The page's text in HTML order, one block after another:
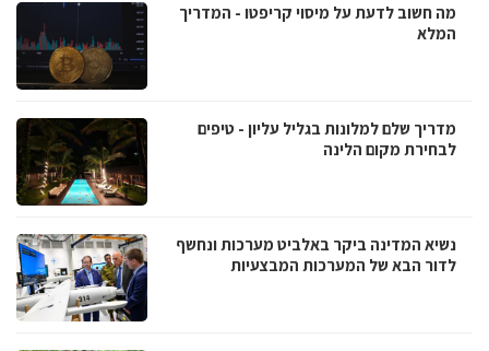
מה חשוב לדעת על מיסוי קריפטו - המדריך
המלא
מדריך שלם למלונות בגליל עליון - טיפים
לבחירת מקום הלינה
נשיא המדינה ביקר באלביט מערכות ונחשף
לדור הבא של המערכות המבצעיות